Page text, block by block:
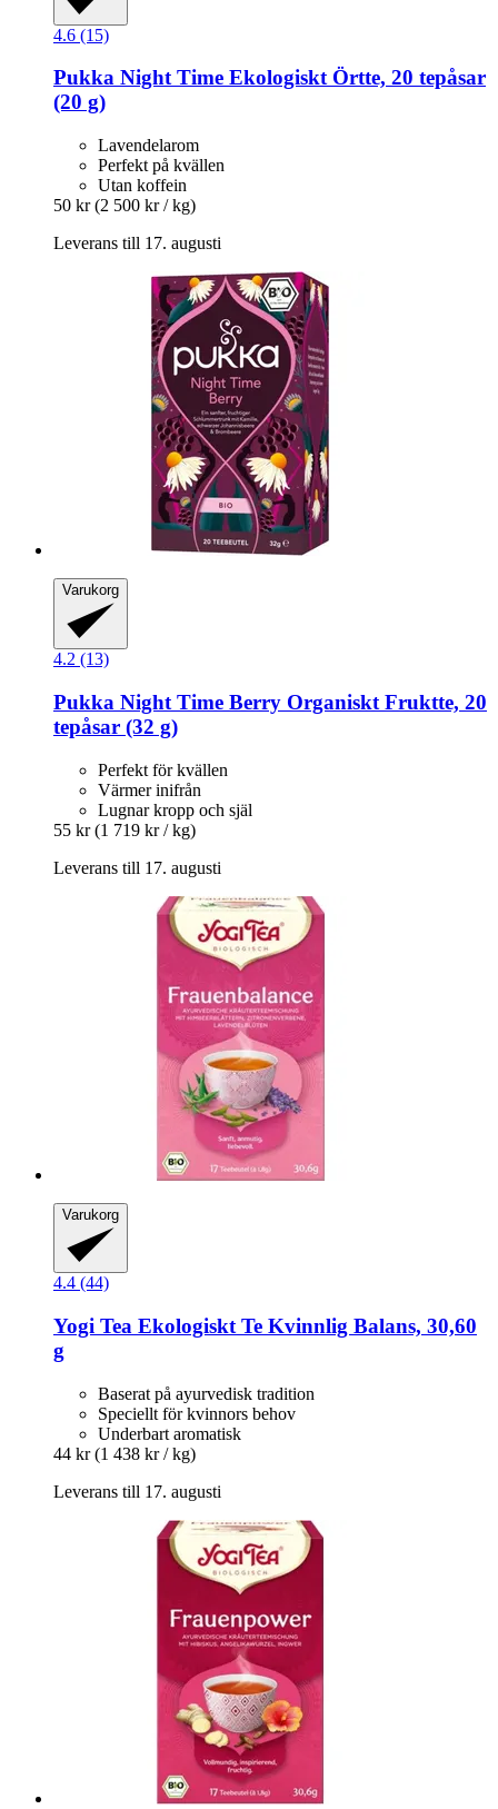
4.6 (15)
Pukka Night Time Ekologiskt Örtte, 20 tepåsar
(20 g)
Lavendelarom
Perfekt på kvällen
Utan koffein
50 kr (2 500 kr / kg)
Leverans till 17. augusti
Varukorg
4.2 (13)
Pukka Night Time Berry Organiskt Fruktte, 20
tepåsar (32 g)
Perfekt för kvällen
Värmer inifrån
Lugnar kropp och själ
55 kr (1 719 kr / kg)
Leverans till 17. augusti
Varukorg
4.4 (44)
Yogi Tea Ekologiskt Te Kvinnlig Balans, 30,60
g
Baserat på ayurvedisk tradition
Speciellt för kvinnors behov
Underbart aromatisk
44 kr (1 438 kr / kg)
Leverans till 17. augusti